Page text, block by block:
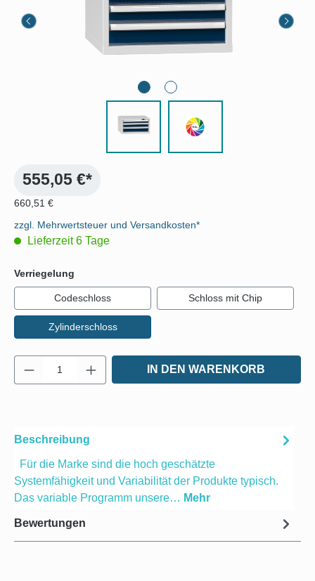
555,05 €*
660,51 €
zzgl. Mehrwertsteuer und Versandkosten*
Lieferzeit 6 Tage
Verriegelung
Codeschloss Schloss mit Chip
Zylinderschloss
Produkt Anzahl: Gib den gewünschten
IN DEN WARENKORB
Beschreibung
Für die Marke sind die hoch geschätzte
Systemfähigkeit und Variabilität der Produkte typisch.
Das variable Programm unsere… Mehr
Bewertungen